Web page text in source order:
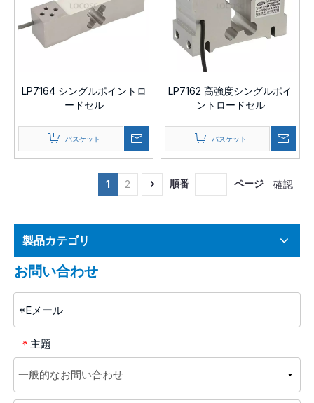
LP7164 シングルポイントロ
ードセル
バスケット
LP7162 高強度シングルポイ
ントロードセル
バスケット
1 2 順番 ページ 確認
製品カテゴリ
お問い合わせ
* 主題